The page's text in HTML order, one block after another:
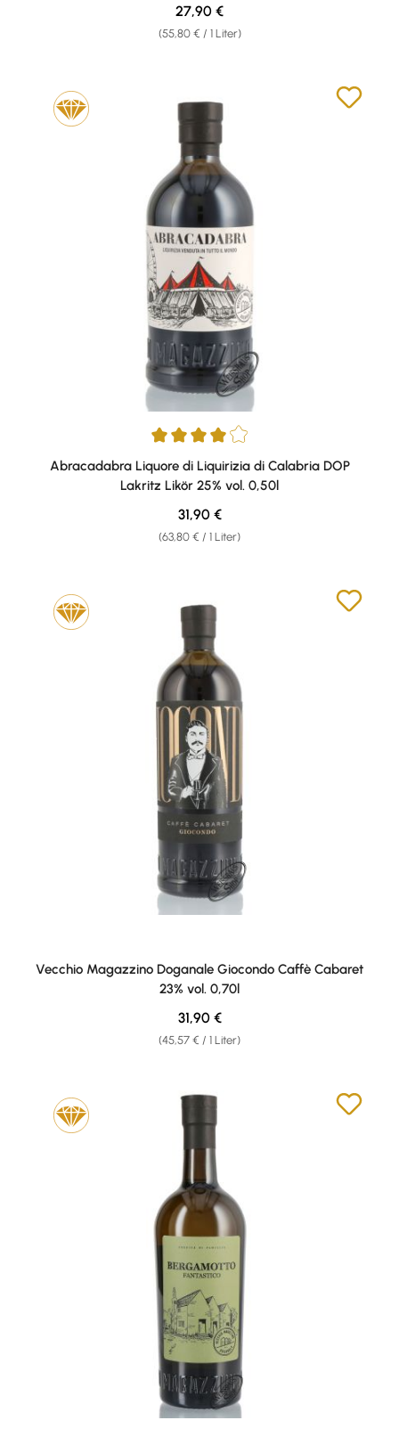
(55,80 € / 1 Liter)
Regulärer Preis:
27,90 €
Durchschnittliche Bewertung von 4 von 5 Sternen
Abracadabra Liquore di Liquirizia di Calabria DOP
Lakritz Likör 25% vol. 0,50l
(63,80 € / 1 Liter)
Regulärer Preis:
31,90 €
Vecchio Magazzino Doganale Giocondo Caffè Cabaret
23% vol. 0,70l
(45,57 € / 1 Liter)
Regulärer Preis:
31,90 €